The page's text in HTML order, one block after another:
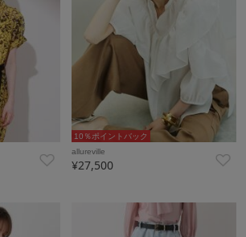
10％ポイントバック
allureville
¥27,500